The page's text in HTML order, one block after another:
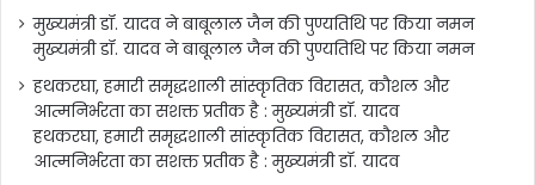
मुख्यमंत्री डॉ. यादव ने बाबूलाल जैन की पुण्यतिथि पर किया नमन
मुख्यमंत्री डॉ. यादव ने बाबूलाल जैन की पुण्यतिथि पर किया नमन
हथकरघा, हमारी समृद्धशाली सांस्कृतिक विरासत, कौशल और
आत्मनिर्भरता का सशक्त प्रतीक है : मुख्यमंत्री डॉ. यादव
हथकरघा, हमारी समृद्धशाली सांस्कृतिक विरासत, कौशल और
आत्मनिर्भरता का सशक्त प्रतीक है : मुख्यमंत्री डॉ. यादव